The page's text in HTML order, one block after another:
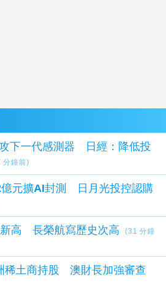
下一代感測器 日經：降低投
分鐘前)
億元擴AI封測 日月光投控認購
高 長榮航寫歷史次高
(31 分鐘
稀土商持股 澳財長加強審查